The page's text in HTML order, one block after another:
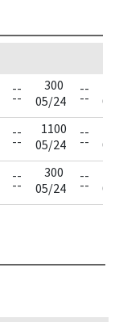
--
--
300
05/24
--
--
--
--
1100
05/24
--
--
--
--
300
05/24
--
--